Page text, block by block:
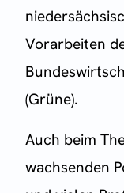
Vorarbeiten
(Grüne).
Auch beim
wachsenden